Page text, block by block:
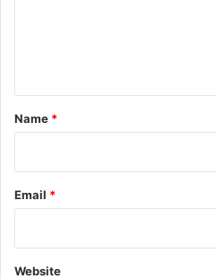
*
Name *
Email *
Website